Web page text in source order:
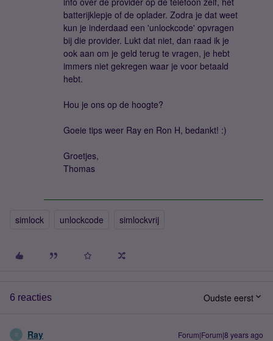
batterijklepje of de oplader. Zodra je dat weet
kun je inderdaad een 'unlockcode' opvragen
bij die provider. Lukt dat niet, dan raad ik je
ook aan om je geld terug te vragen, je hebt
immers niet gekregen waar je voor betaald
hebt.
Hou je ons op de hoogte?
Goeie tips weer Ray en Ron H, bedankt! :)
Groetjes,
Thomas
simlock unlockcode simlockvrij
6 reacties Oudste eerst
R Ray Forum|Forum|8 years ago